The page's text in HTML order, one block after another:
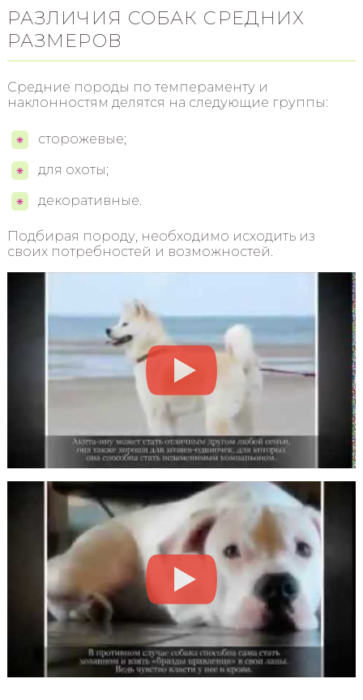
РАЗЛИЧИЯ СОБАК СРЕДНИХ
РАЗМЕРОВ
Средние породы по темпераменту и
наклонностям делятся на следующие группы:
сторожевые;
для охоты;
декоративные.
Подбирая породу, необходимо исходить из
своих потребностей и возможностей.